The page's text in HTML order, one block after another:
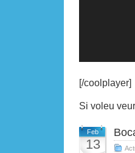
[/coolplayer]
Si voleu
Feb
13